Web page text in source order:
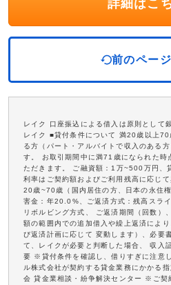
詳細はこ
前のペー
レイク 口座振込による借入は原則として
レイク ■貸付条件について 満20歳以上70
る方（パート・アルバイトで収入のある
す。 お取引期間中に満71歳になられた時
ただきます。 ご融資額：1万~500万円
利率はご契約額およびご利用残高に応じ
20歳~70歳（国内居住の方、日本の永住
害金：年20.0%、ご返済方式：残高スラ
リボルビング方式、 ご返済期間（回数
額の範囲内での追加借入や繰上返済によ
び返済計画に応じて 変動します）、必要
て、レイクが必要と判断した場合、 収入
要 ※貸付条件を確認し、借りすぎに注意
ル株式会社が契約する貸金業務にかかる
会 貸金業相談・紛争解決センター ※ご契